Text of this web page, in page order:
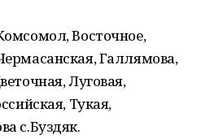
Восточное,
Галлямова,
Луговая,
Тукая,
с.Буздяк.